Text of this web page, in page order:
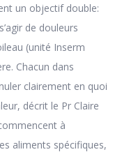
un objectif double:
de douleurs
(unité Inserm
Chacun dans
clairement en quoi
décrit le Pr Claire
à
aliments spécifiques,